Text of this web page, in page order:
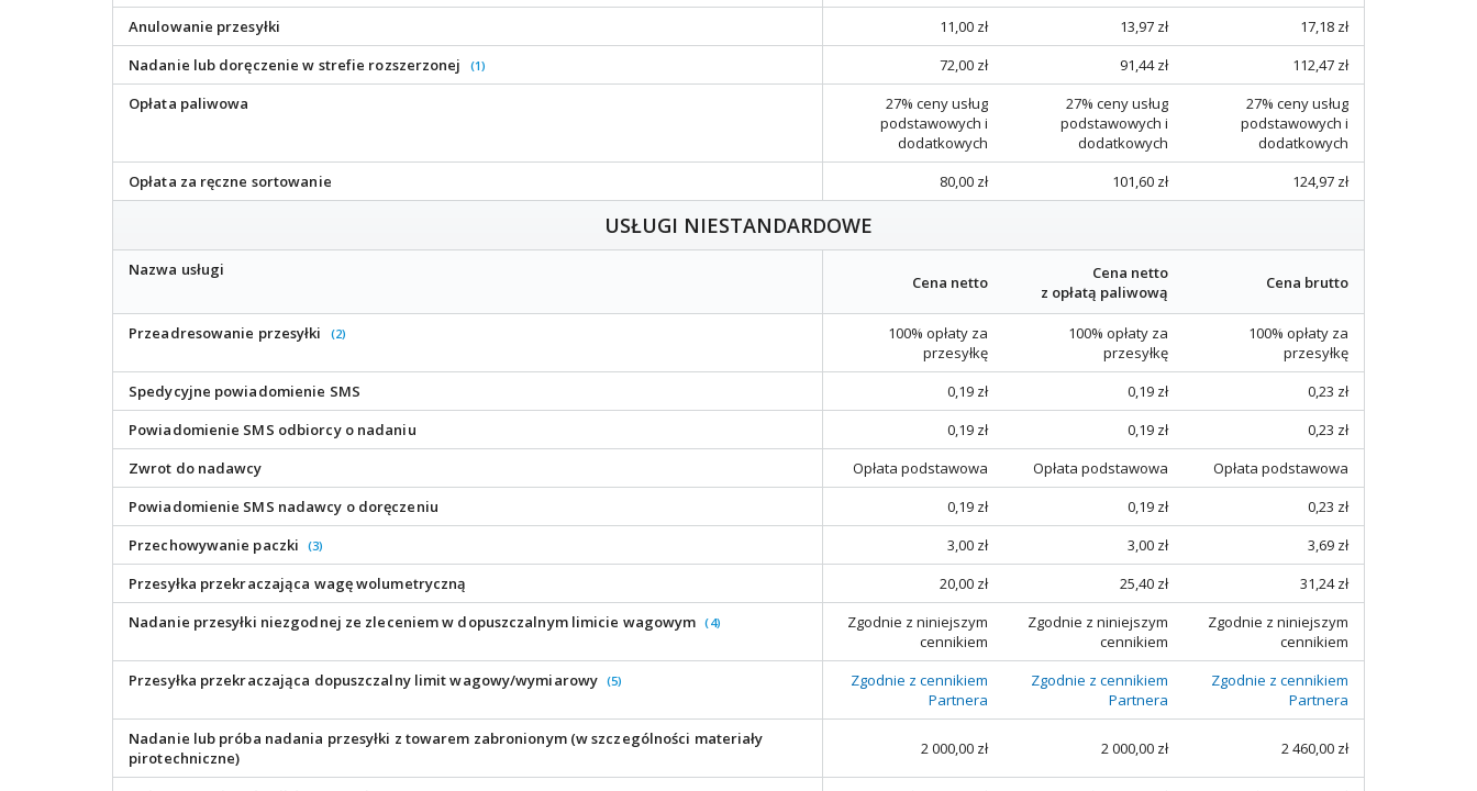
Anulowanie przesyłki
11,00 zł 13,97 zł
17,18 zł
Nadanie lub doręczenie w strefie rozszerzonej
(1) 72,00 zł 91,44 zł
112,47 zł
Opłata paliwowa
27% ceny usług
podstawowych i
dodatkowych
27% ceny usług
podstawowych i
dodatkowych
27% ceny usług
podstawowych i
dodatkowych
Opłata za ręczne sortowanie
80,00 zł 101,60 zł 124,97 zł
USŁUGI NIESTANDARDOWE
Nazwa usługi
Cena netto
Cena netto
z opłatą paliwową
Cena brutto
Przeadresowanie przesyłki (2)
100% opłaty za
przesyłkę
100% opłaty za
przesyłkę
100% opłaty za
przesyłkę
Spedycyjne powiadomienie SMS
0,19 zł 0,19 zł
0,23 zł
Powiadomienie SMS odbiorcy o nadaniu
0,19 zł 0,19 zł
0,23 zł
Zwrot do nadawcy
Opłata podstawowa Opłata podstawowa
Opłata podstawowa
Powiadomienie SMS nadawcy o doręczeniu
0,19 zł 0,19 zł
0,23 zł
Przechowywanie paczki
(3) 3,00 zł 3,00 zł
3,69 zł
Przesyłka przekraczająca wagę wolumetryczną
20,00 zł 25,40 zł
31,24 zł
Nadanie przesyłki niezgodnej ze zleceniem w dopuszczalnym limicie wagowym (4)
Zgodnie z niniejszym
cennikiem
Zgodnie z niniejszym
cennikiem
Zgodnie z niniejszym
cennikiem
Przesyłka przekraczająca dopuszczalny limit wagowy/wymiarowy (5)
Zgodnie z cennikiem
Partnera
Zgodnie z cennikiem
Partnera
Zgodnie z cennikiem
Partnera
Nadanie lub próba nadania przesyłki z towarem zabronionym (w szczególności materiały
pirotechniczne)
2 000,00 zł 2 000,00 zł 2 460,00 zł